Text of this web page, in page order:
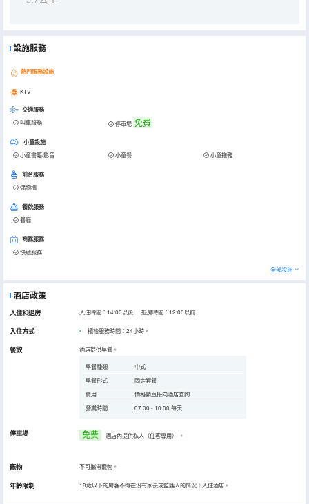
設施服務
熱門服務設施
KTV
交通服務
叫車服務 停車場 免費
小童設施
小童書籍/影音 小童餐 小童拖鞋
前台服務
儲物櫃
餐飲服務
餐廳
商務服務
快遞服務
全部設施
酒店政策
入住和退房 入住時間：14:00以後 退房時間：12:00以前
入住方式 櫃枱服務時間：24小時。
餐飲 酒店提供早餐。
早餐種類
中式
早餐形式
固定套餐
費用
價格請直接向酒店查詢
營業時間
07:00 - 10:00 每天
停車場 免费 酒店內提供私人（住客專用） 。
寵物 不可攜帶寵物。
年齡限制 18歲以下的房客不得在沒有家長或監護人的情況下入住酒店。